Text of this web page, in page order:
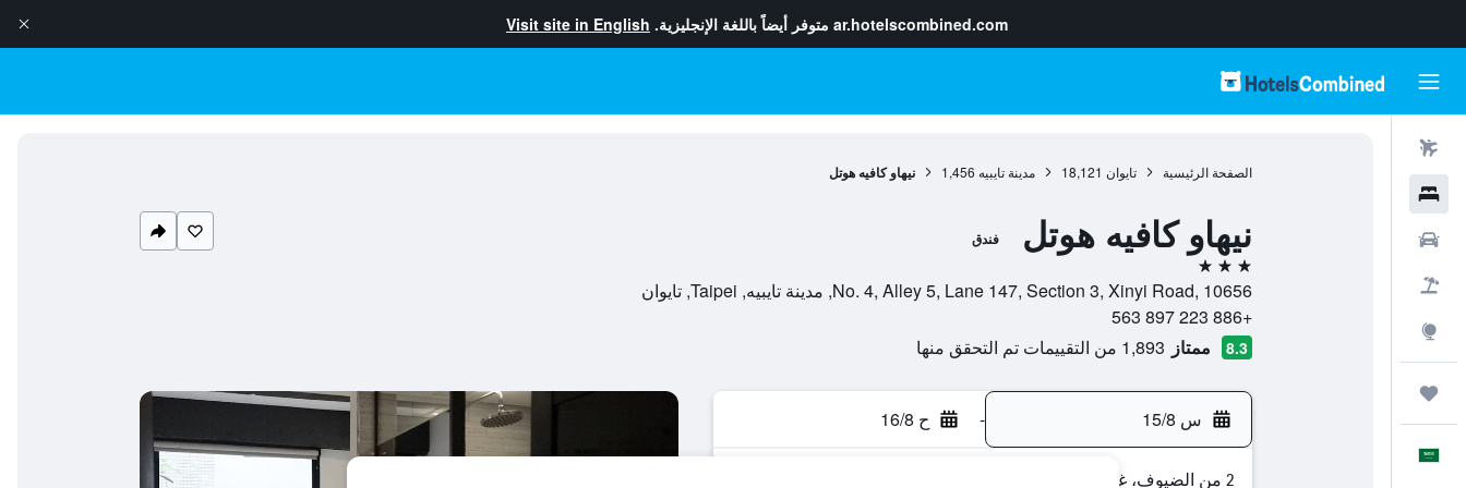
ar.hotelscombined.com متوفر أيضاً باللغة الإنجليزية. Visit site in English
الصفحة الرئيسية تايوان 18,121 مدينة تايبيه 1,456 نيهاو كافيه هوتل
نيهاو كافيه هوتل فندق
3 نجوم
No. 4, Alley 5, Lane 147, Section 3, Xinyi Road, 10656, مدينة تايبيه, Taipei, تايوان
+886 223 897 563
8.3 ممتاز 1,893 من التقييمات تم التحقق منها
س 15/8 - ح 16/8
2 من الضيوف، غرفة واحدة